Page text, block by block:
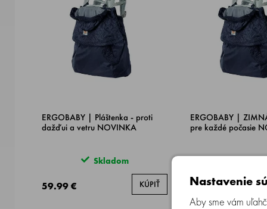
ERGOBABY | Pláštenka - proti
dažďui a vetru NOVINKA
Skladom
59.99 € KÚPIŤ
ERGOBABY |
pre každé počasie
74.99 €
Nastavenie
Aby sme vám